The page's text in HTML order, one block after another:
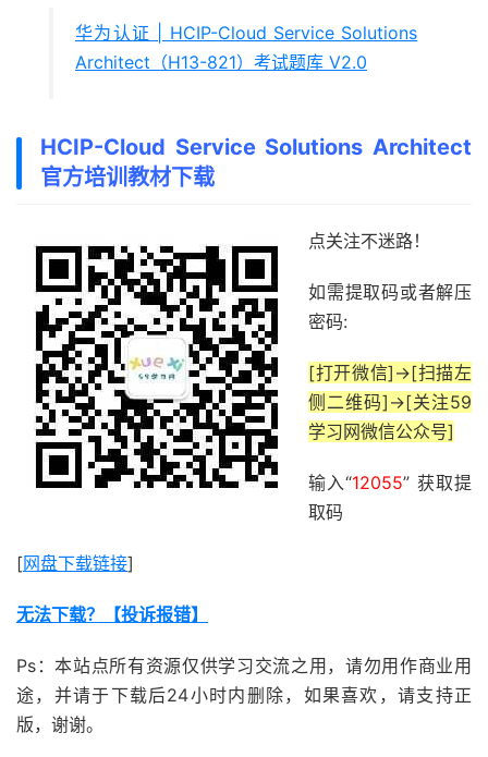
华为认证 | HCIP-Cloud Service Solutions
Architect（H13-821）考试题库 V2.0
HCIP-Cloud Service Solutions Architect
官方培训教材下载
点关注不迷路！
如需提取码或者解压
密码:
[打开微信]->[扫描左
侧二维码]->[关注59
学习网微信公众号]
输入“12055” 获取提
取码
[网盘下载链接]
无法下载？【投诉报错】
Ps：本站点所有资源仅供学习交流之用，请勿用作商业用
途，并请于下载后24小时内删除，如果喜欢，请支持正
版，谢谢。